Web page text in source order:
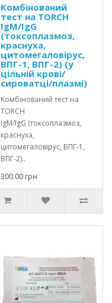
Комбінований
тест на TORCH
IgM/IgG
(токсоплазмоз,
краснуха,
цитомегаловірус,
ВПГ-1, ВПГ-2) (у
цільній крові/
сироватці/плазмі)
Комбінований тест на
TORCH
IgM/IgG (токсоплазмоз,
краснуха,
цитомегаловірус, ВПГ-1,
ВПГ-2)..
300.00 грн